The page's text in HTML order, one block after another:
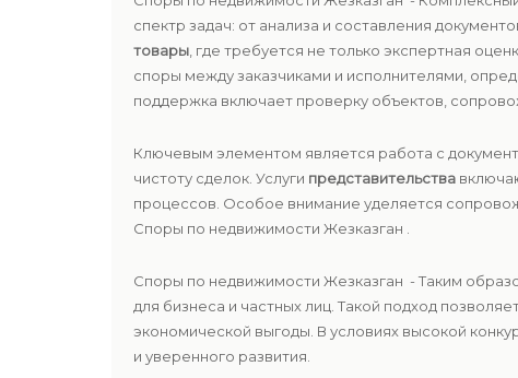
спектр задач: от анализа и составления
товары , где требуется не только экспертная
споры между заказчиками и исполнителями,
поддержка включает проверку объектов,
Ключевым элементом является работа с
чистоту сделок. Услуги представительства
процессов. Особое внимание уделяется
Споры по недвижимости Жезказган .
Споры по недвижимости Жезказган - Таким
для бизнеса и частных лиц. Такой подход
экономической выгоды. В условиях высокой
и уверенного развития.